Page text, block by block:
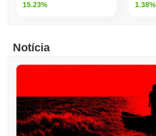
15.23% 1.38%
Notícia